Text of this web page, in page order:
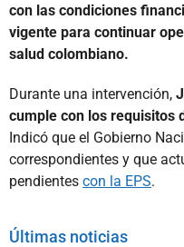
con las condiciones
vigente para continuar
salud colombiano.
Durante una intervención,
cumple con los requisitos
Indicó que el Gobierno
correspondientes y que
pendientes con la EPS.
Últimas noticias